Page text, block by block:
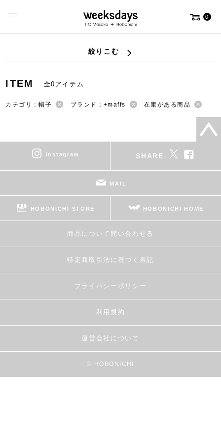
0
絞りこむ
ITEM 全0アイテム
カテゴリ：帽子 ブランド：+maffs 在庫がある商品
instagram SHARE
MAIL
HOBONICHI STORE HOBONICHI HOME
商品について問い合わせる
特定商取引法に基づく表記
プライバシーポリシー
利用規約
運営会社について
© HOBONICHI